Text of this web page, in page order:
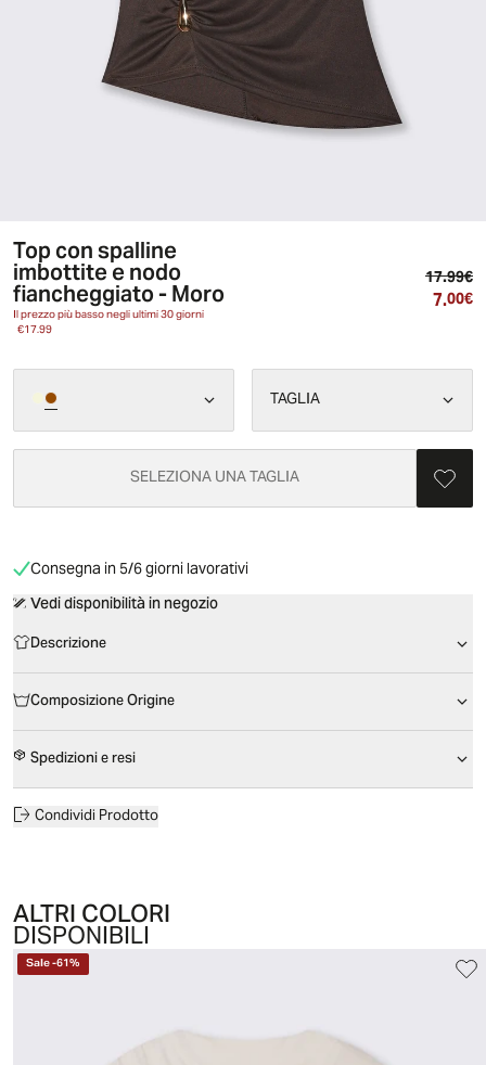
Top con spalline
imbottite e nodo
fiancheggiato - Moro
Il prezzo più basso negli ultimi 30 giorni
€17.99
17.99€
7.00€
TAGLIA
SELEZIONA UNA TAGLIA
Consegna in 5/6 giorni lavorativi
Vedi disponibilità in negozio
Descrizione
Composizione Origine
Spedizioni e resi
Condividi Prodotto
ALTRI COLORI
DISPONIBILI
Sale-61%